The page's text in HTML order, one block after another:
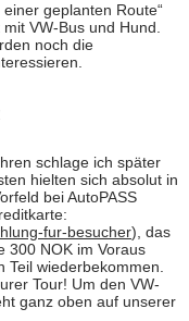
geplanten Route“
VW-Bus und Hund.
noch die
schlage ich später
hielten sich absolut in
bei AutoPASS
fur-besucher), das
300 NOK im Voraus
Teil wiederbekommen.
Tour! Um den VW-
ganz oben auf unserer